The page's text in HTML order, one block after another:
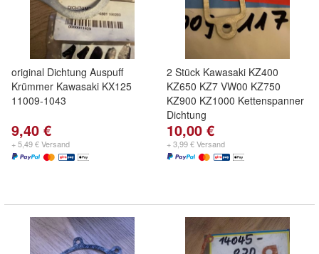
original Dichtung Auspuff
Krümmer Kawasaki KX125
11009-1043
9,40 €
+ 5,49 € Versand
2 Stück Kawasaki KZ400
KZ650 KZ7 VW00 KZ750
KZ900 KZ1000 Kettenspanner
Dichtung
10,00 €
+ 3,99 € Versand